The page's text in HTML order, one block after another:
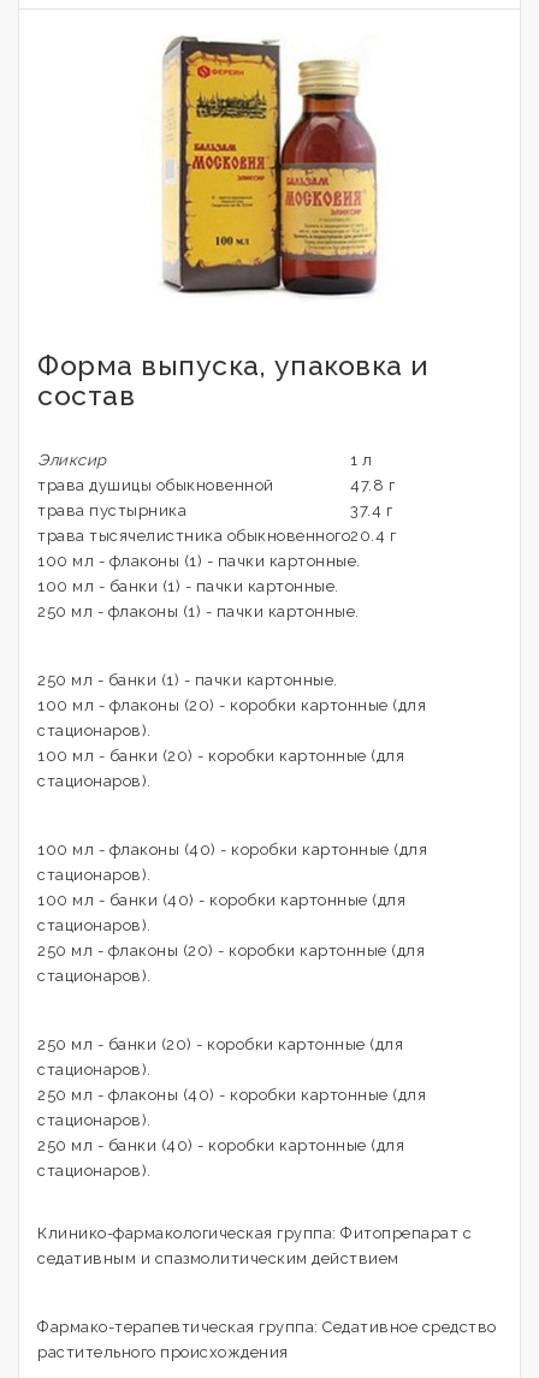
Форма выпуска, упаковка и
состав
Эликсир
1 л
трава душицы обыкновенной
47.8 г
трава пустырника
37.4 г
трава тысячелистника обыкновенного20.4 г
100 мл - флаконы (1) - пачки картонные.
100 мл - банки (1) - пачки картонные.
250 мл - флаконы (1) - пачки картонные.
250 мл - банки (1) - пачки картонные.
100 мл - флаконы (20) - коробки картонные (для
стационаров).
100 мл - банки (20) - коробки картонные (для
стационаров).
100 мл - флаконы (40) - коробки картонные (для
стационаров).
100 мл - банки (40) - коробки картонные (для
стационаров).
250 мл - флаконы (20) - коробки картонные (для
стационаров).
250 мл - банки (20) - коробки картонные (для
стационаров).
250 мл - флаконы (40) - коробки картонные (для
стационаров).
250 мл - банки (40) - коробки картонные (для
стационаров).
Клинико-фармакологическая группа: Фитопрепарат с
седативным и спазмолитическим действием
Фармако-терапевтическая группа: Седативное средство
растительного происхождения